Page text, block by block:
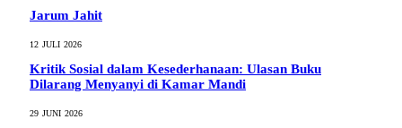
Jarum Jahit
12 JULI 2026
Kritik Sosial dalam Kesederhanaan: Ulasan Buku
Dilarang Menyanyi di Kamar Mandi
29 JUNI 2026